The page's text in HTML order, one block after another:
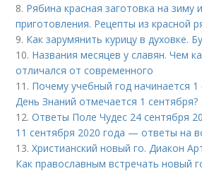
8. Рябина красная заготовка на зиму
приготовления. Рецепты из красной
9. Как зарумянить курицу в духовке.
10. Названия месяцев у славян. Чем
отличался от современного
11. Почему учебный год начинается
День Знаний отмечается 1 сентября?
12.Ответы Поле Чудес 24 сентября
11 сентября 2020 года — ответы на
13.Христианский новый го. Диакон
Как православным встречать новый